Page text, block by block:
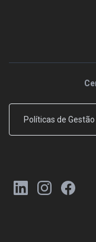
Políticas de